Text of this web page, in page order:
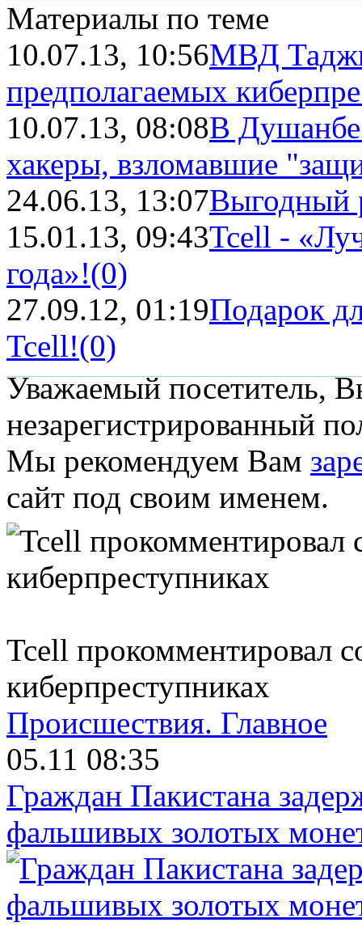
Материалы по теме
10.07.13, 10:56МВД
предполагаемых
10.07.13, 08:08В Душанбе
хакеры, взломавшие
24.06.13, 13:07Выгодный
15.01.13, 09:43Tcell -
года»!(0)
27.09.12, 01:19Подарок
Tcell!(0)
Уважаемый посетитель,
незарегистрированный
Мы рекомендуем Вам
сайт под своим именем.
Tcell
киберпреступниках
Происшествия. Главное
05.11 08:35
Граждан Пакистана
фальшивых золотых